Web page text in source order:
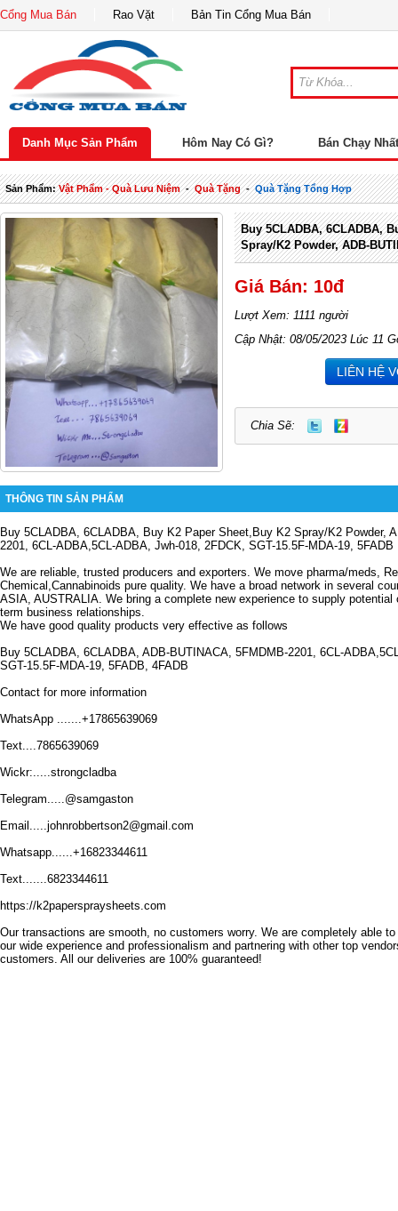
Cổng Mua Bán Rao Vặt Bản Tin Cổng Mua Bán
Danh Mục Sản Phẩm Hôm Nay Có Gì? Bán Chạy Nhất
Sản Phẩm:Vật Phẩm - Quà Lưu Niệm-Quà Tặng-Quà Tặng Tổng Hợp
Buy 5CLADBA, 6CLADBA,
Spray/K2 Powder, ADB-
Giá Bán: 10đ
Lượt Xem: 1111 người
Cập Nhật: 08/05/2023 Lúc 11
LIÊN HỆ
Chia Sẽ:
THÔNG TIN SẢN PHẨM
Buy 5CLADBA, 6CLADBA, Buy K2 Paper Sheet,Buy K2 Spray/K2 Powder,
2201, 6CL-ADBA,5CL-ADBA, Jwh-018, 2FDCK, SGT-15.5F-MDA-19, 5FADB
We are reliable, trusted producers and exporters. We move pharma/meds,
Chemical,Cannabinoids pure quality. We have a broad network in several
ASIA, AUSTRALIA. We bring a complete new experience to supply
term business relationships.
We have good quality products very effective as follows
Buy 5CLADBA, 6CLADBA, ADB-BUTINACA, 5FMDMB-2201, 6CL-
SGT-15.5F-MDA-19, 5FADB, 4FADB
Contact for more information
WhatsApp .......+17865639069
Text....7865639069
Wickr:.....strongcladba
Telegram.....@samgaston
Email.....johnrobbertson2@gmail.com
Whatsapp......+16823344611
Text.......6823344611
https://k2paperspraysheets.com
Our transactions are smooth, no customers worry. We are completely able
our wide experience and professionalism and partnering with other top
customers. All our deliveries are 100% guaranteed!